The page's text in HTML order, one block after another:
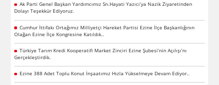
Ak Parti Genel Başkan Yardımcımız Sn.Hayati Yazıcı’ya Nazik Ziyaretinden
Dolayı Teşekkür Ediyoruz.
Cumhur İttifakı Ortağımız Milliyetçi Hareket Partisi Ezine İlçe Başkanlığının
Olağan Ezine İlçe Kongresine Katıldık..
Türkiye Tarım Kredi Kooperatifi Market Zinciri Ezine Şubesi’nin Açılışı’nı
Gerçekleştirdik.
Ezine 388 Adet Toplu Konut İnşaatımız Hızla Yükselmeye Devam Ediyor..